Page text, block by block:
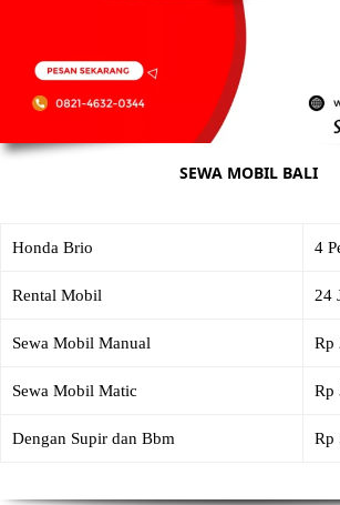
SEWA MOBIL BALI
Honda Brio 4
Rental Mobil 24
Sewa Mobil Manual Rp
Sewa Mobil Matic Rp
Dengan Supir dan Bbm Rp